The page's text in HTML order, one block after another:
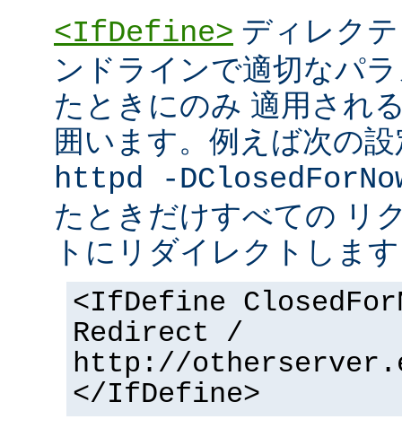
<IfDefine> ディレク
ンドラインで適切なパ
たときにのみ 適用され
囲います。例えば次の
httpd -
たときだけすべての リ
トにリダイレクトしま
<IfDefine
Redirect /
http://
</IfDefine>